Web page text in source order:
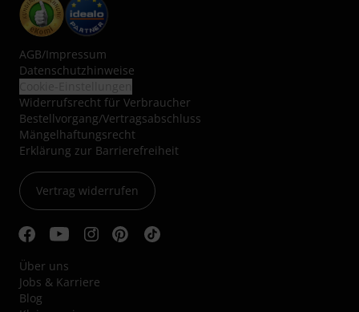
AGB/Impressum
Datenschutzhinweise
Widerrufsrecht für Verbraucher
Bestellvorgang/Vertragsabschluss
Mängelhaftungsrecht
Erklärung zur Barrierefreiheit
Vertrag widerrufen
Über uns
Jobs & Karriere
Blog